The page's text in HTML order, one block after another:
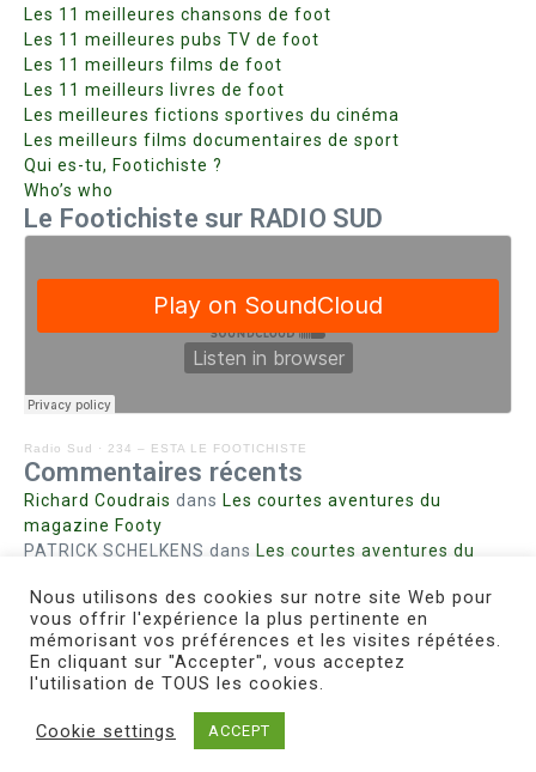
Les 11 meilleures chansons de foot
Les 11 meilleures pubs TV de foot
Les 11 meilleurs films de foot
Les 11 meilleurs livres de foot
Les meilleures fictions sportives du cinéma
Les meilleurs films documentaires de sport
Qui es-tu, Footichiste ?
Who’s who
Le Footichiste sur RADIO SUD
Radio Sud · 234 – ESTA LE FOOTICHISTE
Commentaires récents
Richard Coudrais dans Les courtes aventures du
magazine Footy
PATRICK SCHELKENS dans Les courtes aventures du
Bohn fabiennedans Intrigues sanglantes à Mulhouse
Steph. RUTA dansLust for Nice
MIRMANDdansPieds agiles et champignons
Copyright © 2026 Le Footichiste | Réalisé par
Nous utilisons des cookies sur notre site Web pour
vous offrir l'expérience la plus pertinente en
mémorisant vos préférences et les visites répétées.
En cliquant sur "Accepter", vous acceptez
l'utilisation de TOUS les cookies.
Cookie settings ACCEPT